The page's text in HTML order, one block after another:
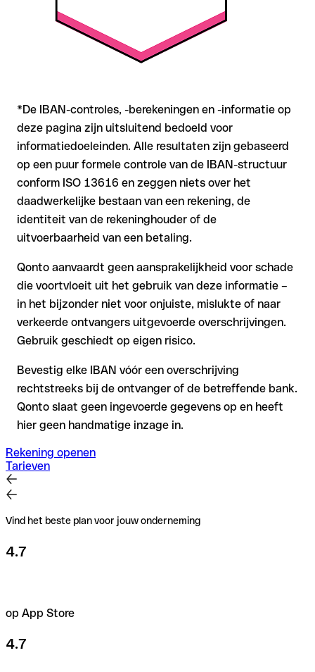
*De IBAN-controles, -berekeningen en -informatie op
deze pagina zijn uitsluitend bedoeld voor
informatiedoeleinden. Alle resultaten zijn gebaseerd
op een puur formele controle van de IBAN-structuur
conform ISO 13616 en zeggen niets over het
daadwerkelijke bestaan van een rekening, de
identiteit van de rekeninghouder of de
uitvoerbaarheid van een betaling.
Qonto aanvaardt geen aansprakelijkheid voor schade
die voortvloeit uit het gebruik van deze informatie –
in het bijzonder niet voor onjuiste, mislukte of naar
verkeerde ontvangers uitgevoerde overschrijvingen.
Gebruik geschiedt op eigen risico.
Bevestig elke IBAN vóór een overschrijving
rechtstreeks bij de ontvanger of de betreffende bank.
Qonto slaat geen ingevoerde gegevens op en heeft
hier geen handmatige inzage in.
Rekening openen
Tarieven
Vind het beste plan voor jouw onderneming
4.7
op App Store
4.7